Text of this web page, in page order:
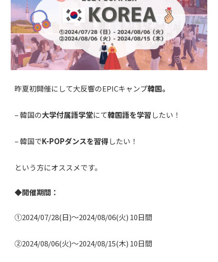
昨夏初開催にして大反響のEPICキャンプ韓国。
– 韓国の大学付属語学堂にて韓国語を学習したい！
– 韓国でK-POPダンスを習得したい！
という方にオススメです。
◆開催期間：
①2024/07/28(日)〜2024/08/06(火) 10日間
②2024/08/06(火)〜2024/08/15(木) 10日間